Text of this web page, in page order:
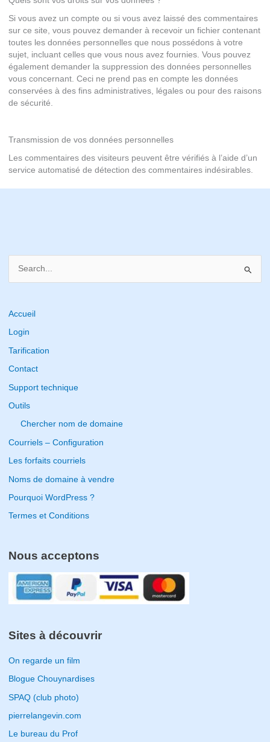
Si vous avez un compte ou si vous avez laissé des commentaires
sur ce site, vous pouvez demander à recevoir un fichier contenant
toutes les données personnelles que nous possédons à votre
sujet, incluant celles que vous nous avez fournies. Vous pouvez
également demander la suppression des données personnelles
vous concernant. Ceci ne prend pas en compte les données
conservées à des fins administratives, légales ou pour des raisons
de sécurité.
Transmission de vos données personnelles
Les commentaires des visiteurs peuvent être vérifiés à l’aide d’un
service automatisé de détection des commentaires indésirables.
r
c
r
:
Accueil
Login
Tarification
Contact
Support technique
Outils
Chercher nom de domaine
Courriels – Configuration
Les forfaits courriels
Noms de domaine à vendre
Pourquoi WordPress ?
Termes et Conditions
Nous acceptons
Sites à découvrir
On regarde un film
Blogue Chouynardises
SPAQ (club photo)
pierrelangevin.com
Le bureau du Prof